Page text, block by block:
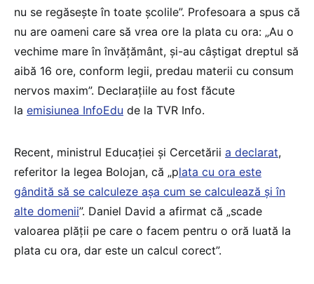
nu se regăsește în toate școlile”. Profesoara a spus că
nu are oameni care să vrea ore la plata cu ora: „Au o
vechime mare în învățământ, și-au câștigat dreptul să
aibă 16 ore, conform legii, predau materii cu consum
nervos maxim”. Declarațiile au fost făcute
la emisiunea InfoEdu de la TVR Info.
Recent, ministrul Educației și Cercetării a declarat,
referitor la legea Bolojan, că „plata cu ora este
gândită să se calculeze așa cum se calculează și în
alte domenii”. Daniel David a afirmat că „scade
valoarea plății pe care o facem pentru o oră luată la
plata cu ora, dar este un calcul corect”.